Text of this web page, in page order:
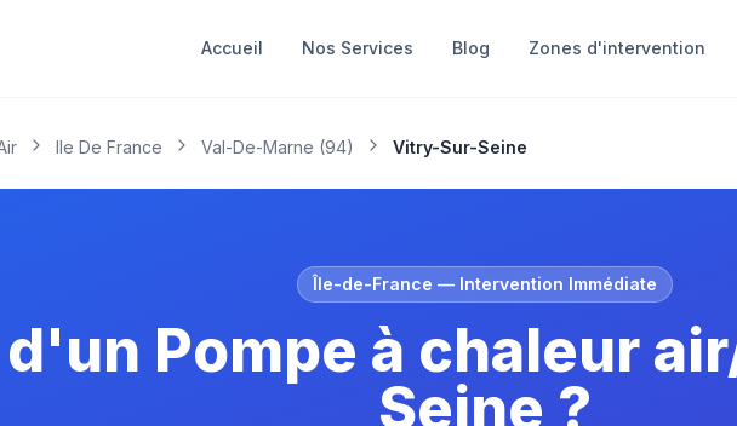
Accueil Nos Services Blog Zones d'intervention
Ile De France Val-De-Marne (94) Vitry-Sur-Seine
Île-de-France — Intervention Immédiate
Pompe à chaleur
Seine ?